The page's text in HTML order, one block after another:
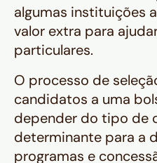
algumas instituições
valor extra para
particulares.
O processo de
candidatos a uma
depender do tipo de
determinante para a
programas e